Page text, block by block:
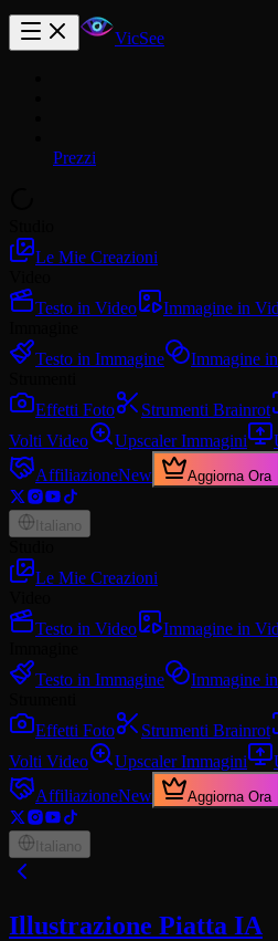
VicSee
Prezzi
Le Mie Creazioni
Testo in Video
Immagine in
Testo in Immagine
Immagine
Effetti Foto
Strumenti Brainrot
Volti Video
Upscaler Immagini
AffiliazioneNew Aggiorna Ora
Italiano
Le Mie Creazioni
Testo in Video
Immagine in
Testo in Immagine
Immagine
Effetti Foto
Strumenti Brainrot
Volti Video
Upscaler Immagini
AffiliazioneNew Aggiorna Ora
Italiano
Illustrazione Piatta IA